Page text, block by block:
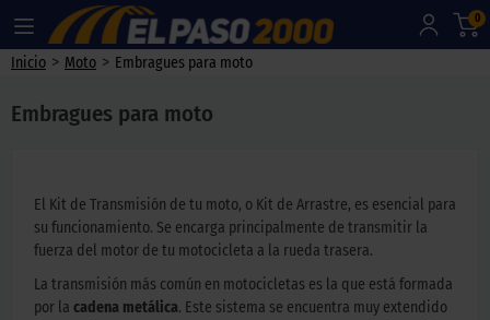
0
Inicio > Moto > Embragues para moto
Embragues para moto
El Kit de Transmisión de tu moto, o Kit de Arrastre, es esencial para
su funcionamiento. Se encarga principalmente de transmitir la
fuerza del motor de tu motocicleta a la rueda trasera.
La transmisión más común en motocicletas es la que está formada
por la cadena metálica. Este sistema se encuentra muy extendido